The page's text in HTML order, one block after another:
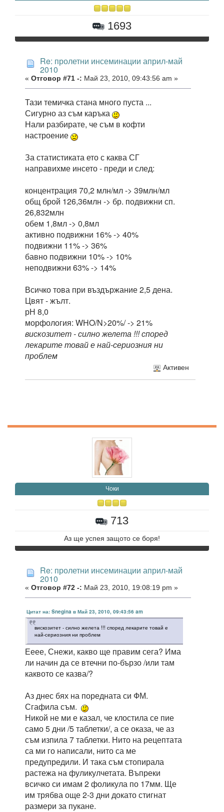
1693
Re: пролетни инсеминации април-май
2010
« Отговор #71 -: Май 23, 2010, 09:43:56 am »
Тази темичка стана много пуста ...
Сигурно аз съм каръка
Нали разбирате, че съм в кофти
настроение
За статистиката ето с каква СГ
направихме инсето - преди и след:
концентрация 70,2 млн/мл -> 39млн/мл
общ брой 126,36млн -> бр. подвижни сп.
26,832млн
обем 1,8мл -> 0,8мл
активно подвижни 16% -> 40%
подвижни 11% -> 36%
бавно подвижни 10% -> 10%
неподвижни 63% -> 14%
Всичко това при въздържание 2,5 дена.
Цвят - жълт.
рН 8,0
морфология: WHO/N>20%/ -> 21%
вискозитет - силно желета !!! според
лекарите товай е най-сериозния ни
проблем
Активен
Чоки
713
Аз ще успея защото се боря!
Re: пролетни инсеминации април-май
2010
« Отговор #72 -: Май 23, 2010, 19:08:19 pm »
Цитат на: Snegina в Май 23, 2010, 09:43:56 am
вискозитет - силно желета !!! според лекарите товай е
най-сериозния ни проблем
Ееее, Снежи, какво ще правим сега? Има
ли начин да се втечни по-бързо /или там
каквото се казва/?
Аз днес бях на поредната си ФМ.
Сгафила съм.
Никой не ми е казал, че клостила се пие
само 5 дни /5 таблетки/, а се оказа, че аз
съм изпила 7 таблетки. Нито на рецептата
са ми го написали, нито са ме
предупредили. И така съм стопирала
растежа на фуликулчетата. Въпреки
всичко си имам 2 фоликула по 17мм. Ще
им трябва още 2-3 дни докато стигнат
размери за пукане.